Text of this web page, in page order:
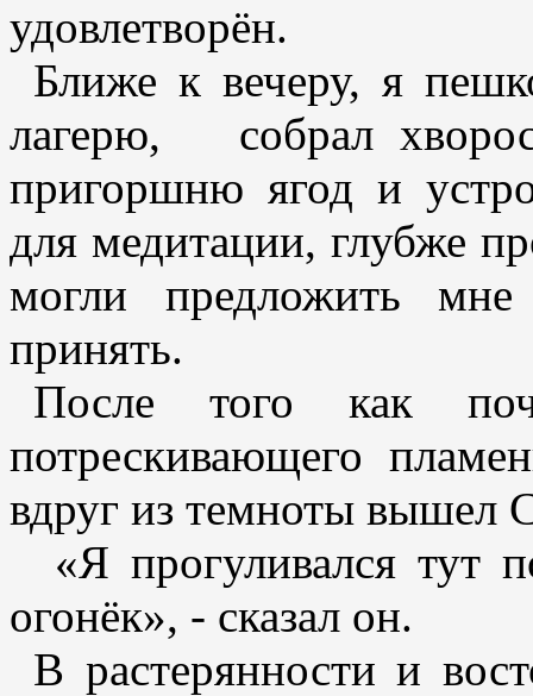
удовлетворён.
Ближе к вечеру, я
лагерю, собрал
пригоршню ягод и
для медитации, глубже
могли предложить
принять.
После того как
потрескивающего
вдруг из темноты вышел
«Я прогуливался тут
огонёк», - сказал он.
В растерянности и